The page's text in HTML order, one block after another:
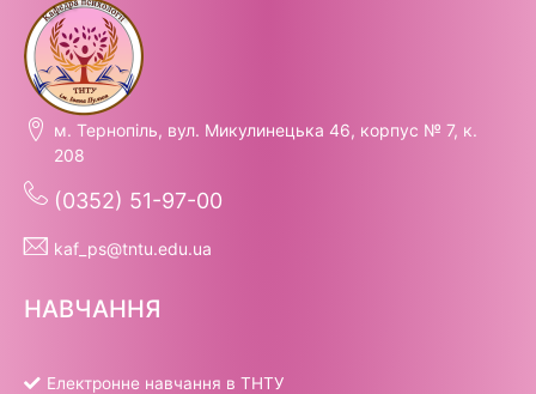
м. Тернопіль, вул. Микулинецька 46, корпус № 7, к.
208
(0352) 51-97-00
kaf_ps@tntu.edu.ua
НАВЧАННЯ
Електронне навчання в ТНТУ